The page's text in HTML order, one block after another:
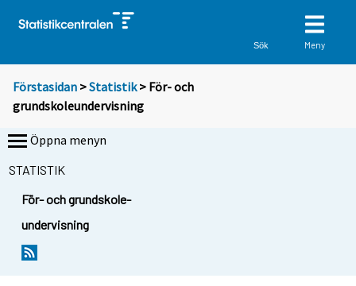
Sök Meny
Förstasidan >Statistik > För- och
grundskoleundervisning
Öppna menyn
STATISTIK
För- och grundskole-
undervisning